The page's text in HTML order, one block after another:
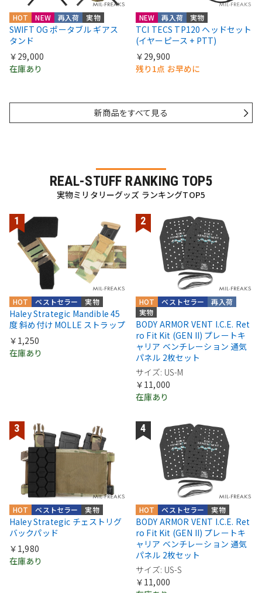
HOT NEW 再入荷 実物
SWIFT OG ポータブル ギアス
タンド
￥29,000
在庫あり
NEW 再入荷 実物
TCI TECS TP120 ヘッドセット
(イヤーピース + PTT)
￥29,900
残り1点 お早めに
新商品をすべて見る
REAL-STUFF RANKING TOP5
実物ミリタリーグッズ ランキングTOP5
実物
ベストセラー
HOT
Haley Strategic Mandible 45
度 斜め付け MOLLE ストラップ
￥1,250
在庫あり
実物
再入荷
ベストセラー
HOT
BODY ARMOR VENT I.C.E. Ret
ro Fit Kit (GEN II) プレートキ
ャリア ベンチレーション 通気
パネル 2枚セット
サイズ: US-M
￥11,000
在庫あり
実物
ベストセラー
HOT
Haley Strategic チェストリグ
バックパッド
￥1,980
在庫あり
実物
ベストセラー
HOT
BODY ARMOR VENT I.C.E. Ret
ro Fit Kit (GEN II) プレートキ
ャリア ベンチレーション 通気
パネル 2枚セット
サイズ: US-S
￥11,000